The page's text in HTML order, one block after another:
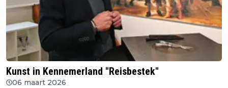
Kunst in Kennemerland "Reisbestek"
06 maart 2026